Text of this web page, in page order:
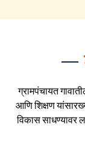
ग्रामपंचायत
आणि शिक्षण
विकास साधण्यावर